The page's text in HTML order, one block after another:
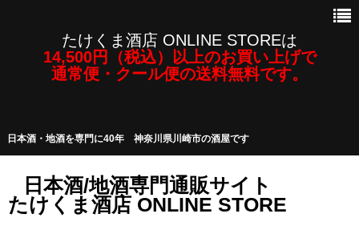
たけくま酒店 ONLINE STOREは
14,500円（税込）以上のお買い上げで
通常便・クール便の送料無料です。
日本酒・地酒を専門に40年 神奈川県川崎市の酒屋です
日本酒/地酒専門通販サイト
たけくま酒店 ONLINE STORE